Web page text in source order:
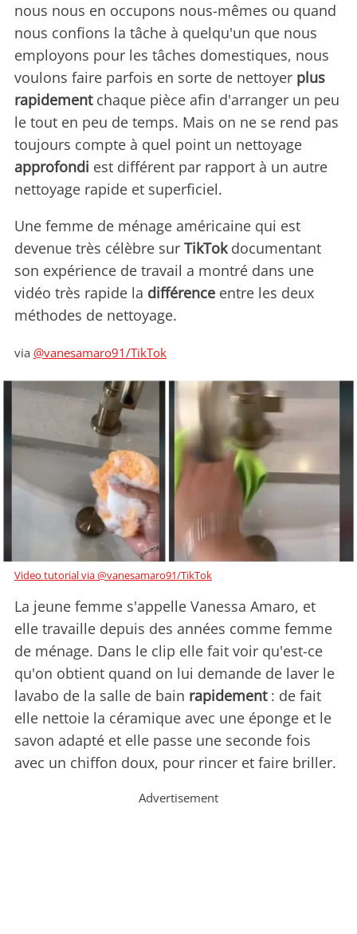
nous nous en occupons nous-mêmes ou quand
nous confions la tâche à quelqu'un que nous
employons pour les tâches domestiques, nous
voulons faire parfois en sorte de nettoyer plus
rapidementchaque pièce afin d'arranger un peu
le tout en peu de temps. Mais on ne se rend pas
toujours compte à quel point un nettoyage
approfondi est différent par rapport à un autre
nettoyage rapide et superficiel.
Une femme de ménage américaine qui est
devenue très célèbre sur TikTokdocumentant
son expérience de travail a montré dans une
vidéo très rapide la différence entre les deux
méthodes de nettoyage.
via @vanesamaro91/TikTok
Video tutorial via @vanesamaro91/TikTok
La jeune femme s'appelle Vanessa Amaro, et
elle travaille depuis des années comme femme
de ménage. Dans le clip elle fait voir qu'est-ce
qu'on obtient quand on lui demande de laver le
lavabo de la salle de bain rapidement: de fait
elle nettoie la céramique avec une éponge et le
savon adapté et elle passe une seconde fois
avec un chiffon doux, pour rincer et faire briller.
Advertisement